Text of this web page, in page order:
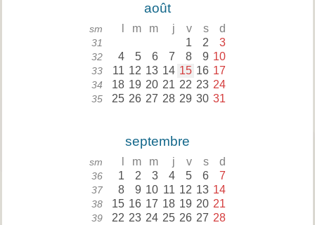
août
sm m m j v s d
31 1 2 3
32 4 5 6 7 8 9 10
33 11 12 13 14 15 16 17
34 18 19 20 21 22 23 24
35 25 26 27 28 29 30 31
septembre
sm m m j v s d
36 1 2 3 4 5 6 7
37 8 9 10 11 12 13 14
38 15 16 17 18 19 20 21
39 22 23 24 25 26 27 28